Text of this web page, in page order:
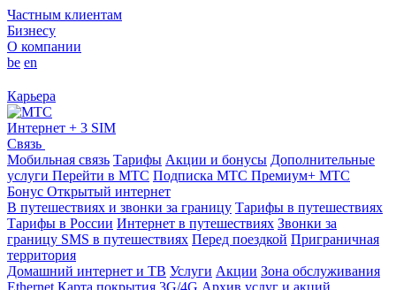
Частным клиентам
Бизнесу
О компании
be en
Карьера
Интернет + 3 SIM
Связь
Мобильная связь Тарифы Акции и бонусы Дополнительные
услуги Перейти в МТС Подписка МТС Премиум+ МТС
Бонус Открытый интернет
В путешествиях и звонки за границу Тарифы в путешествиях
Тарифы в России Интернет в путешествиях Звонки за
границу SMS в путешествиях Перед поездкой Приграничная
территория
Домашний интернет и ТВ Услуги Акции Зона обслуживания
Ethernet Карта покрытия 3G/4G Архив услуг и акций